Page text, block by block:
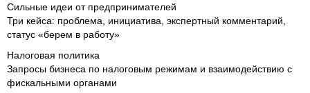
Сильные идеи от предпринимателей
Три кейса: проблема, инициатива, экспертный комментарий,
статус «берем в работу»
Налоговая политика
Запросы бизнеса по налоговым режимам и взаимодействию с
фискальными органами